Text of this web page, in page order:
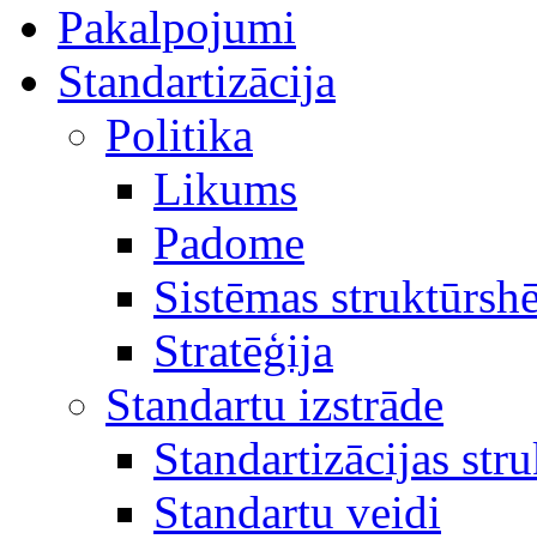
Pakalpojumi
Standartizācija
Politika
Likums
Padome
Sistēmas
Stratēģija
Standartu izstrāde
Standartizācijas
Standartu veidi